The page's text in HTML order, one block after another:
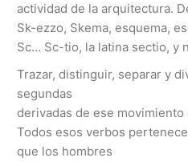
actividad de la arquitectura.
Sk-ezzo, Skema, esquema,
Sc… Sc-tio, la latina sectio, y
Trazar, distinguir, separar y
segundas
derivadas de ese
Todos esos verbos
que los hombres